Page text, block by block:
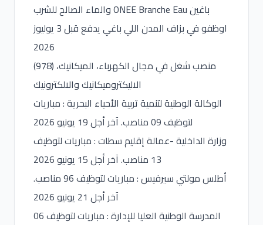
والماء الصالح للشرب ONEE Branche Eau باغين
اوظفو في بزاف المدن اللي باغي يدفع قبل 3 يوليوز
2026
(978) منصب شغل في مجال الكهرباء، الميكانيك،
الاليكتروميكانيك والالكترونيك
الوكالة الوطنية لتنمية تربية الأحياء البحرية : مباريات
لتوظيف 09 مناصب. آخر أجل 19 يونيو 2026
وزارة الداخلية -عمالة إقليم سطات : مباريات لتوظيف
13 مناصب. آخر أجل 15 يونيو 2026
أطلس مولتي سيرفيس : مباريات لتوظيف 96 مناصب.
آخر أجل 21 يونيو 2026
المدرسة الوطنية العليا للإدارة : مباريات لتوظيف 06